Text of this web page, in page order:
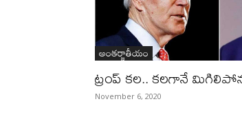
అంతర్జాతీయం
ట్రంప్‌ కల.. కలగానే
November 6, 2020